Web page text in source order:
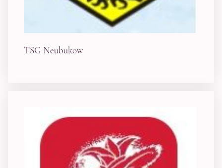
TSG Neubukow